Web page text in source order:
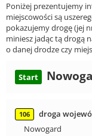
Poniżej prezentujemy
miejscowości są
pokazujemy drogę (jej
miniesz jadąc tą drogą
o danej drodze czy
Start
106
droga
Nowogard